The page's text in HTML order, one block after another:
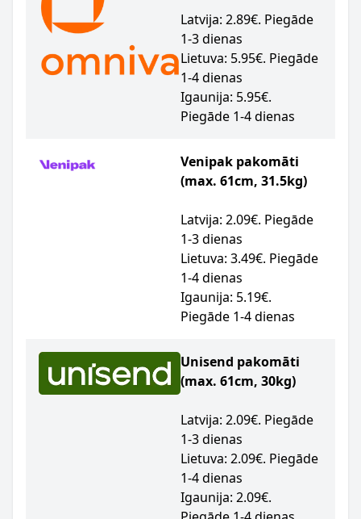
Latvija: 2.89€. Piegāde
1-3 dienas
Lietuva: 5.95€. Piegāde
1-4 dienas
Igaunija: 5.95€.
Piegāde 1-4 dienas
Venipak pakomāti
(max. 61cm, 31.5kg)
Latvija: 2.09€. Piegāde
1-3 dienas
Lietuva: 3.49€. Piegāde
1-4 dienas
Igaunija: 5.19€.
Piegāde 1-4 dienas
Unisend pakomāti
(max. 61cm, 30kg)
Latvija: 2.09€. Piegāde
1-3 dienas
Lietuva: 2.09€. Piegāde
1-4 dienas
Igaunija: 2.09€.